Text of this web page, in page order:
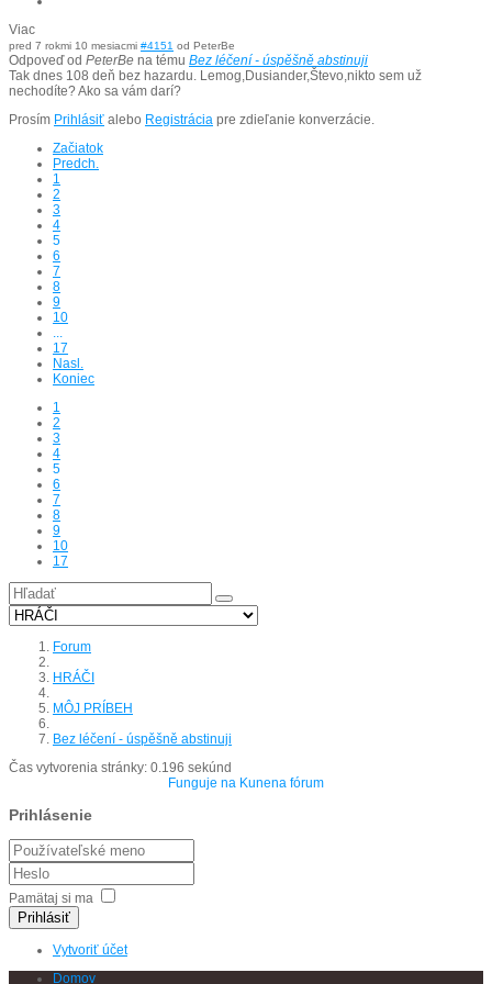
Viac
pred 7 rokmi 10 mesiacmi #4151 od PeterBe
Odpoveď od PeterBe na tému Bez léčení - úspěšně abstinuji
Tak dnes 108 deň bez hazardu. Lemog,Dusiander,Števo,nikto sem už
nechodíte? Ako sa vám darí?
Prosím Prihlásiť alebo Registrácia pre zdieľanie konverzácie.
Začiatok
Predch.
1
2
3
4
5
6
7
8
9
10
...
17
Nasl.
Koniec
1
2
3
4
5
6
7
8
9
10
17
Forum
HRÁČI
MÔJ PRÍBEH
Bez léčení - úspěšně abstinuji
Čas vytvorenia stránky: 0.196 sekúnd
Funguje na Kunena fórum
Prihlásenie
Pamätaj si ma
Prihlásiť
Vytvoriť účet
Domov